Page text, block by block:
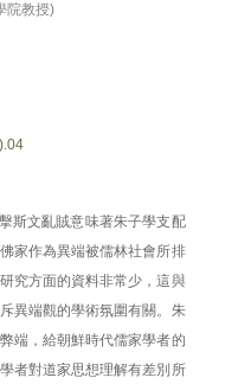
院教授)
斯文亂賊意味著朱子學支配
家作為異端被儒林社會所排
究方面的資料非常少，這與
異端觀的學術氛圍有關。朱
端，給朝鮮時代儒家學者的
者對道家思想理解有差別所